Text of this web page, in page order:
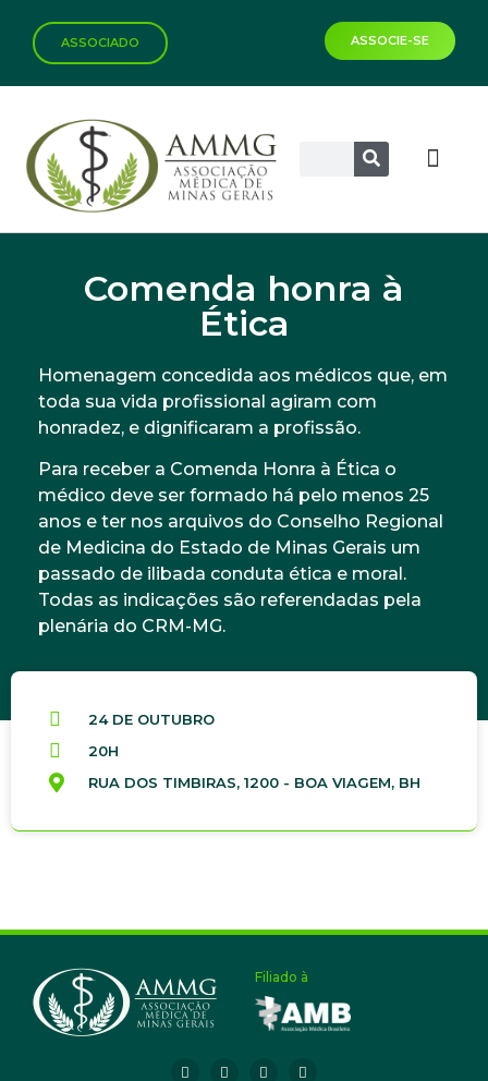
ASSOCIADO ASSOCIE-SE
Comenda honra à
Ética
Homenagem concedida aos médicos que, em
toda sua vida profissional agiram com
honradez, e dignificaram a profissão.
Para receber a Comenda Honra à Ética o
médico deve ser formado há pelo menos 25
anos e ter nos arquivos do Conselho Regional
de Medicina do Estado de Minas Gerais um
passado de ilibada conduta ética e moral.
Todas as indicações são referendadas pela
plenária do CRM-MG.
24 DE OUTUBRO
20H
RUA DOS TIMBIRAS, 1200 - BOA VIAGEM, BH
Filiado à